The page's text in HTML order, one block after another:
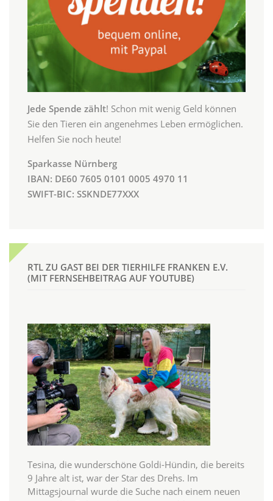
Jede Spende zählt! Schon mit wenig Geld können
Sie den Tieren ein angenehmes Leben ermöglichen.
Helfen Sie noch heute!
Sparkasse Nürnberg
IBAN: DE60 7605 0101 0005 4970 11
SWIFT-BIC: SSKNDE77XXX
RTL ZU GAST BEI DER TIERHILFE FRANKEN E.V.
(MIT FERNSEHBEITRAG AUF YOUTUBE)
Tesina, die wunderschöne Goldi-Hündin, die bereits
9 Jahre alt ist, war der Star des Drehs. Im
Mittagsjournal wurde die Suche nach einem neuen